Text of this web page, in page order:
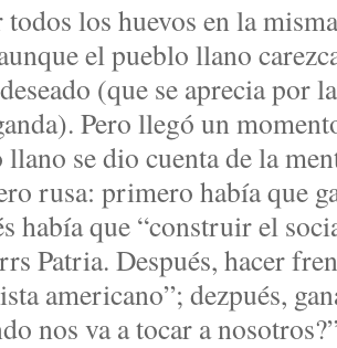
todos los huevos en la
el pueblo llano
(que se aprecia por
Pero llegó un
llano se dio cuenta de la
rusa: primero había que
había que “construir el
Patria. Después, hacer
americano”; dezpués,
nos va a tocar a